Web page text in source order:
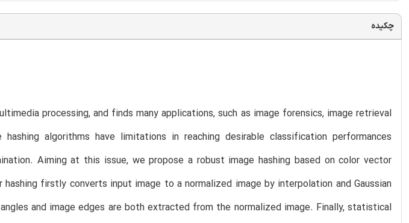
چکیده
processing, and finds many applications, such as image forensics, image retrieval
hashing algorithms have limitations in reaching desirable classification performances
Aiming at this issue, we propose a robust image hashing based on color vector
hashing firstly converts input image to a normalized image by interpolation and Gaussian
and image edges are both extracted from the normalized image. Finally, statistical